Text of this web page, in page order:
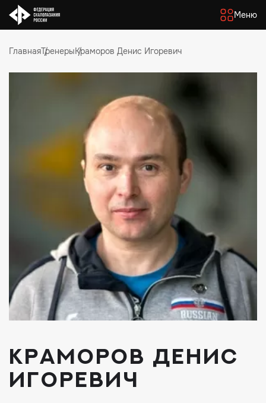
Меню
ГлавнаяТренерыКраморов Денис Игоревич
Краморов Денис
Игоревич